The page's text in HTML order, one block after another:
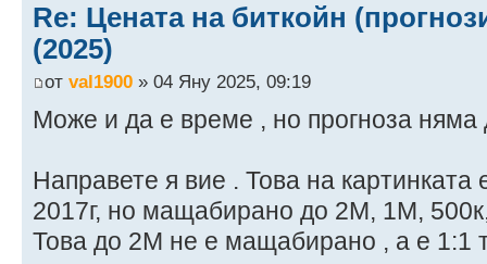
Re: Цената на биткойн
(2025)
от val1900 » 04 Яну 2025, 09:19
Може и да е време , но прогноза няма
Направете я вие . Това на картинката
2017г, но мащабирано до 2М, 1М,
Това до 2М не е мащабирано , а е 1:1